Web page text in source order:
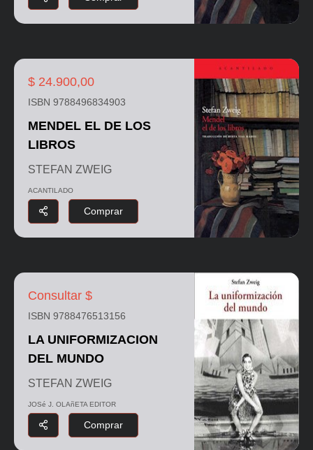
$ 24.900,00
ISBN 9788496834903
MENDEL EL DE LOS
LIBROS
STEFAN ZWEIG
ACANTILADO
Comprar
Consultar $
ISBN 9788476513156
LA UNIFORMIZACION
DEL MUNDO
STEFAN ZWEIG
JOSé J. OLAñETA EDITOR
Comprar